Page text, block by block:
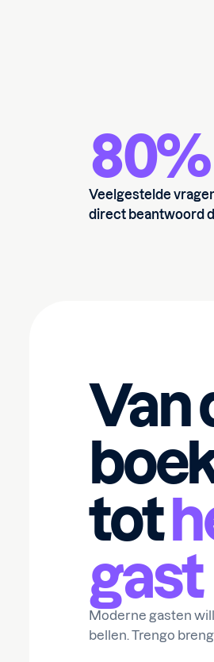
80%
Veelgestelde
direct beantwoord
Van
tot
gast
Moderne gasten
bellen. Trengo